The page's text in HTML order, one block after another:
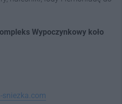
Wypoczynkowy koło
sniezka.com